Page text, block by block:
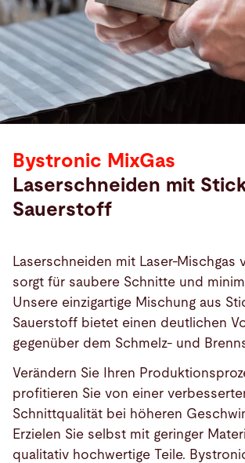
Bystronic MixGas
Laserschneiden mit
Sauerstoff
Laserschneiden mit Laser-Mischgas
sorgt für saubere Schnitte und
Unsere einzigartige Mischung aus
Sauerstoff bietet einen deutlichen
gegenüber dem Schmelz- und
Verändern Sie Ihren
profitieren Sie von einer
Schnittqualität bei höheren
Erzielen Sie selbst mit geringer
qualitativ hochwertige Teile.